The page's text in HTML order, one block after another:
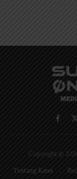
Copyright ©
Tentang Kami